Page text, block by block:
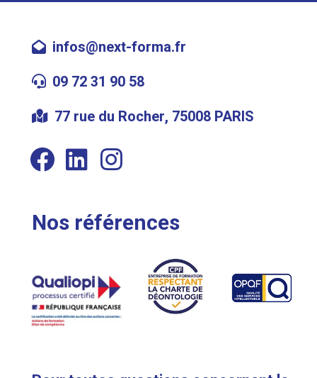
infos@next-forma.fr
09 72 31 90 58
77 rue du Rocher, 75008 PARIS
Nos références